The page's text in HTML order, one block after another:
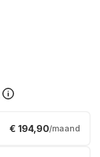
€ 194,90/maand